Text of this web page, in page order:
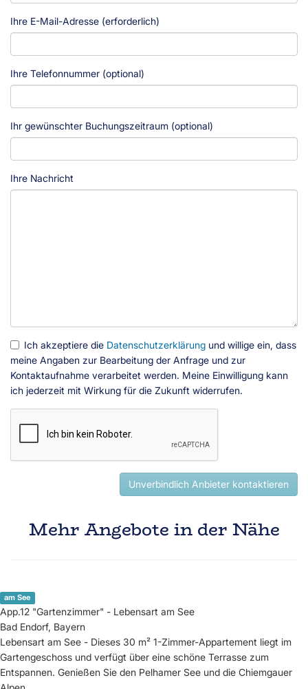
Ihre E-Mail-Adresse (erforderlich)
Ihre Telefonnummer (optional)
Ihr gewünschter Buchungszeitraum (optional)
Ihre Nachricht
Ich akzeptiere die Datenschutzerklärung und willige ein, dass
meine Angaben zur Bearbeitung der Anfrage und zur
Kontaktaufnahme verarbeitet werden. Meine Einwilligung kann
ich jederzeit mit Wirkung für die Zukunft widerrufen.
Unverbindlich Anbieter kontaktieren
Mehr Angebote in der Nähe
am See
App.12 "Gartenzimmer" - Lebensart am See
Bad Endorf, Bayern
Lebensart am See - Dieses 30 m² 1-Zimmer-Appartement liegt im
Gartengeschoss und verfügt über eine schöne Terrasse zum
Entspannen. Genießen Sie den Pelhamer See und die Chiemgauer